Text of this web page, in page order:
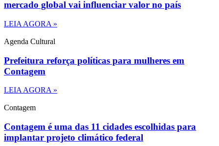
mercado global vai influenciar valor no país
LEIA AGORA »
Agenda Cultural
Prefeitura reforça políticas para mulheres em
Contagem
LEIA AGORA »
Contagem
Contagem é uma das 11 cidades escolhidas para
implantar projeto climático federal